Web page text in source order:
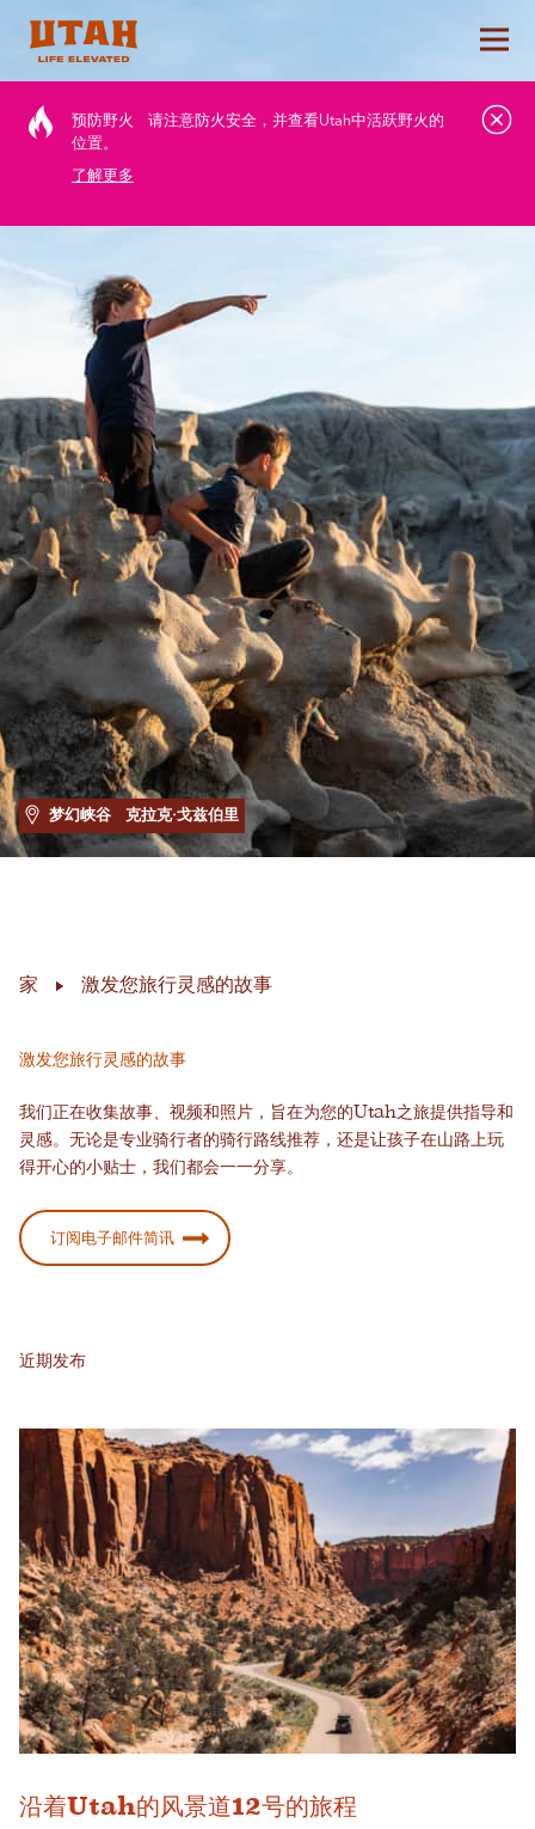
切换
预防野火
请注意防火安全，并查看Utah中活跃野火的
位置。
了解更多
梦幻峡谷 克拉克·戈兹伯里
家 激发您旅行灵感的故事
激发您旅行灵感的故事
我们正在收集故事、视频和照片，旨在为您的Utah之旅提供指导和
灵感。无论是专业骑行者的骑行路线推荐，还是让孩子在山路上玩
得开心的小贴士，我们都会一一分享。
订阅电子邮件简讯
近期发布
沿着Utah的风景道12号的旅程